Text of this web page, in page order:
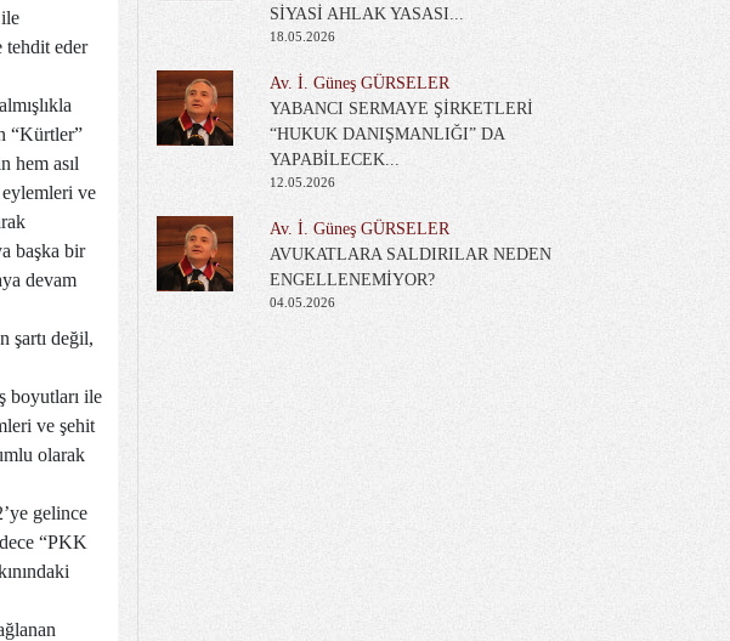
tehdit eder
“Kürtler”
hem asıl
eylemleri ve
başka bir
devam
şartı değil,
boyutları ile
ve şehit
olarak
gelince
“PKK
SİYASİ AHLAK YASASI...
18.05.2026
Av. İ. Güneş GÜRSELER
YABANCI SERMAYE ŞİRKETLERİ
“HUKUK DANIŞMANLIĞI” DA
YAPABİLECEK...
12.05.2026
Av. İ. Güneş GÜRSELER
AVUKATLARA SALDIRILAR NEDEN
ENGELLENEMİYOR?
04.05.2026